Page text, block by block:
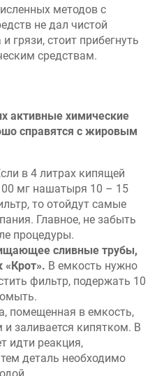
методов с
не дал чистой
грязи, стоит прибегнуть
средствам.
активные химические
справятся с жировым
в 4 литрах кипящей
мг нашатыря 10 – 15
то отойдут самые
Главное, не забыть
процедуры.
сливные трубы,
«Крот». В емкость нужно
фильтр, подержать 10
помещенная в емкость,
заливается кипятком. В
идти реакция,
деталь необходимо